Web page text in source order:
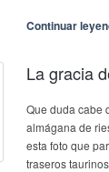
Continuar
La gracia
Que duda cabe
almágana de
esta foto que
traseros